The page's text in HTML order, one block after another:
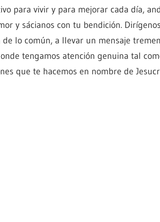
para vivir y para mejorar cada día,
y sácianos con tu bendición.
lo común, a llevar un mensaje
tengamos atención genuina tal
que te hacemos en nombre de